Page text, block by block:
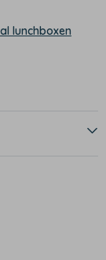
lunchboxen